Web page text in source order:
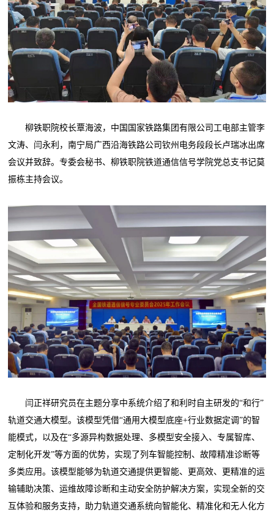
柳铁职院校长覃海波，中国国家铁路集团有限公司工电部主管李
文涛、闫永利，南宁局广西沿海铁路公司钦州电务段段长卢瑞冰出席
会议并致辞。专委会秘书、柳铁职院铁道通信信号学院党总支书记莫
振栋主持会议。
闫正祥研究员在主题分享中系统介绍了和利时自主研发的“和行”
轨道交通大模型。该模型凭借“通用大模型底座+行业数据定调”的智
能模式，以及在“多源异构数据处理、多模型安全接入、专属智库、
定制化开发”等方面的优势，实现了列车智能控制、故障精准诊断等
多类应用。该模型能够为轨道交通提供更智能、更高效、更精准的运
输辅助决策、运维故障诊断和主动安全防护解决方案，实现全新的交
互体验和服务支持，助力轨道交通系统向智能化、精准化和无人化方